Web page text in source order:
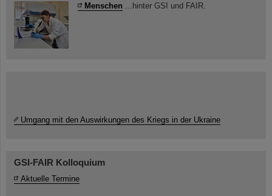
Menschen ...hinter GSI und FAIR.
Umgang mit den Auswirkungen des Kriegs in der Ukraine
GSI-FAIR Kolloquium
Aktuelle Termine